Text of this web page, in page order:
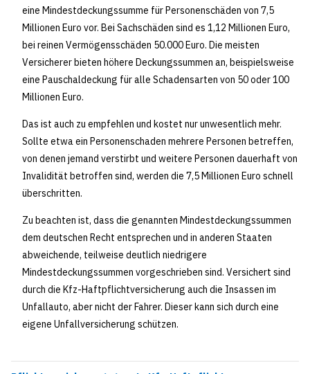
eine Mindestdeckungssumme für Personenschäden von 7,5
Millionen Euro vor. Bei Sachschäden sind es 1,12 Millionen Euro,
bei reinen Vermögensschäden 50.000 Euro. Die meisten
Versicherer bieten höhere Deckungssummen an, beispielsweise
eine Pauschaldeckung für alle Schadensarten von 50 oder 100
Millionen Euro.
Das ist auch zu empfehlen und kostet nur unwesentlich mehr.
Sollte etwa ein Personenschaden mehrere Personen betreffen,
von denen jemand verstirbt und weitere Personen dauerhaft von
Invalidität betroffen sind, werden die 7,5 Millionen Euro schnell
überschritten.
Zu beachten ist, dass die genannten Mindestdeckungssummen
dem deutschen Recht entsprechen und in anderen Staaten
abweichende, teilweise deutlich niedrigere
Mindestdeckungssummen vorgeschrieben sind. Versichert sind
durch die Kfz-Haftpflichtversicherung auch die Insassen im
Unfallauto, aber nicht der Fahrer. Dieser kann sich durch eine
eigene Unfallversicherung schützen.